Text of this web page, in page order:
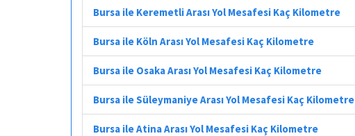
Bursa ile Keremetli Arası Yol Mesafesi Kaç Kilometre
Bursa ile Köln Arası Yol Mesafesi Kaç Kilometre
Bursa ile Osaka Arası Yol Mesafesi Kaç Kilometre
Bursa ile Süleymaniye Arası Yol Mesafesi Kaç Kilometre
Bursa ile Atina Arası Yol Mesafesi Kaç Kilometre